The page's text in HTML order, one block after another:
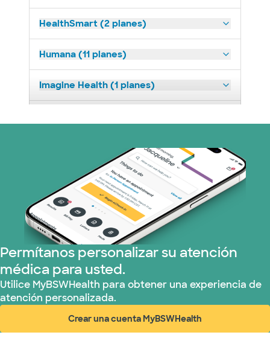
HealthSmart (2 planes)
Humana (11 planes)
Imagine Health (1 planes)
Medicare (1 planes)
Nebraska Furniture Mart (3 planes)
Red PHCS (1 planes)
Prism Electric (1 planes)
Plan de Salud Superior (17 planes)
TriWest HealthCare (1 planes)
United HealthCare (28 planes)
Permítanos personalizar su atención
médica para usted.
Utilice MyBSWHealth para obtener una experiencia de
atención personalizada.
Crear una cuenta MyBSWHealth
(abre en ventana nueva)